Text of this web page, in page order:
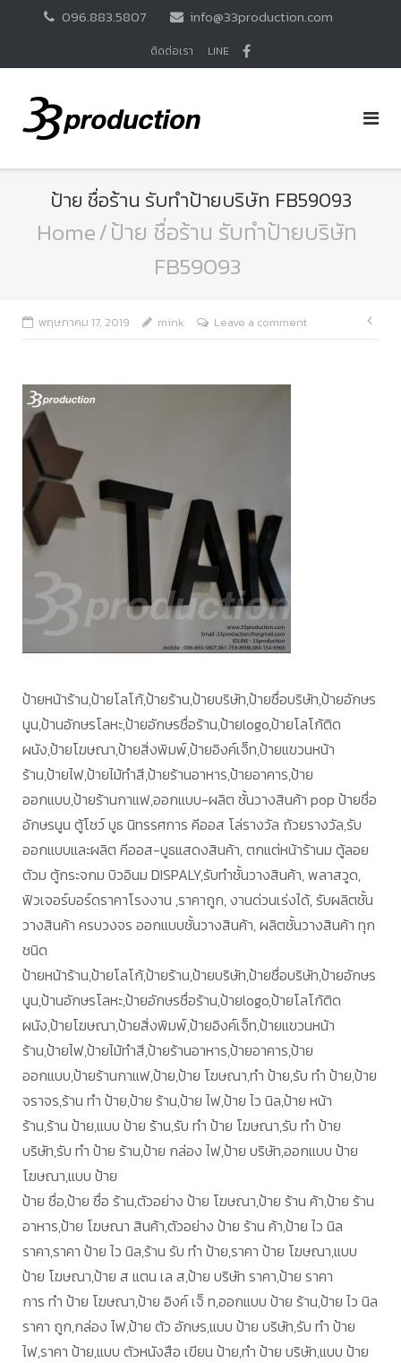
096.883.5807 info@33production.com
ติดต่อเรา LINE
ป้าย ชื่อร้าน รับทำป้ายบริษัท FB59093
Home/ป้าย ชื่อร้าน รับทำป้ายบริษัท
FB59093
พฤษภาคม 17, 2019 mink Leave a comment
แน
ป้ายหน้าร้าน,ป้ายโลโก้,ป้ายร้าน,ป้ายบริษัท,ป้ายชื่อบริษัท,ป้ายอักษร
นูน,ป้านอักษรโลหะ,ป้ายอักษรชื่อร้าน,ป้ายlogo,ป้ายโลโก้ติด
ผนัง,ป้ายโฆษณา,ป้ายสิ่งพิมพ์,ป้ายอิงค์เจ็ท,ป้ายแขวนหน้า
ร้าน,ป้ายไฟ,ป้ายไม้ทำสี,ป้ายร้านอาหาร,ป้ายอาคาร,ป้าย
ออกแบบ,ป้ายร้านกาแฟ,ออกแบบ-ผลิต ชั้นวางสินค้า pop ป้ายชื่อ
อักษรนูน ตู้โชว์ บูธ นิทรรศการ คีออส โล่รางวัล ถ้วยรางวัล,รับ
ออกแบบและผลิต คีออส-บูธแสดงสินค้า, ตกแต่หน้าร้านม ตู้ลอย
ตัวม ตู้กระจกม บิวอินม DISPALY,รับทำชั้นวางสินค้า, พลาสวูด,
ฟิวเจอร์บอร์ดราคาโรงงาน ,ราคาถูก, งานด่วนเร่งได้, รับผลิตชั้น
วางสินค้า ครบวงจร ออกแบบชั้นวางสินค้า, ผลิตชั้นวางสินค้า ทุก
ชนิด
ป้ายหน้าร้าน,ป้ายโลโก้,ป้ายร้าน,ป้ายบริษัท,ป้ายชื่อบริษัท,ป้ายอักษร
นูน,ป้านอักษรโลหะ,ป้ายอักษรชื่อร้าน,ป้ายlogo,ป้ายโลโก้ติด
ผนัง,ป้ายโฆษณา,ป้ายสิ่งพิมพ์,ป้ายอิงค์เจ็ท,ป้ายแขวนหน้า
ร้าน,ป้ายไฟ,ป้ายไม้ทำสี,ป้ายร้านอาหาร,ป้ายอาคาร,ป้าย
ออกแบบ,ป้ายร้านกาแฟ,ป้าย,ป้าย โฆษณา,ทำ ป้าย,รับ ทำ ป้าย,ป้าย
จราจร,ร้าน ทำ ป้าย,ป้าย ร้าน,ป้าย ไฟ,ป้าย ไว นิล,ป้าย หน้า
ร้าน,ร้าน ป้าย,แบบ ป้าย ร้าน,รับ ทำ ป้าย โฆษณา,รับ ทำ ป้าย
บริษัท,รับ ทำ ป้าย ร้าน,ป้าย กล่อง ไฟ,ป้าย บริษัท,ออกแบบ ป้าย
โฆษณา,แบบ ป้าย
ป้าย ชื่อ,ป้าย ชื่อ ร้าน,ตัวอย่าง ป้าย โฆษณา,ป้าย ร้าน ค้า,ป้าย ร้าน
อาหาร,ป้าย โฆษณา สินค้า,ตัวอย่าง ป้าย ร้าน ค้า,ป้าย ไว นิล
ราคา,ราคา ป้าย ไว นิล,ร้าน รับ ทำ ป้าย,ราคา ป้าย โฆษณา,แบบ
ป้าย โฆษณา,ป้าย ส แตน เล ส,ป้าย บริษัท ราคา,ป้าย ราคา
การ ทํา ป้าย โฆษณา,ป้าย อิงค์ เจ็ ท,ออกแบบ ป้าย ร้าน,ป้าย ไว นิล
ราคา ถูก,กล่อง ไฟ,ป้าย ตัว อักษร,แบบ ป้าย บริษัท,รับ ทำ ป้าย
ไฟ,ราคา ป้าย,แบบ ตัวหนังสือ เขียน ป้าย,ทํา ป้าย บริษัท,แบบ ป้าย